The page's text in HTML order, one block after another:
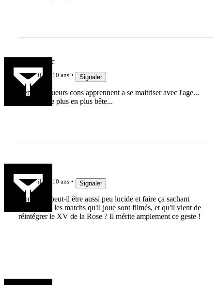
Mickey duc
il y a 10 ans Signaler
Certains joueurs cons apprennent a se maitriser avec l'age...
Lui il est de plus en plus bête...
il y a 10 ans Signaler
Comment peut-il être aussi peu lucide et faire ça sachant
que TOUS les matchs qu'il joue sont filmés, et qu'il vient de
réintégrer le XV de la Rose ? Il mérite amplement ce geste !